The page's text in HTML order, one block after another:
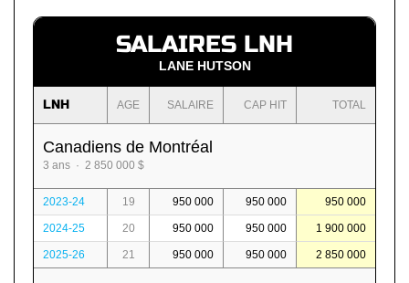
SALAIRES LNH
LANE HUTSON
LNH AGE SALAIRE CAP HIT TOTAL
Canadiens de Montréal
3 ans · 2 850 000 $
2023-24 19 950 000 950 000 950 000
2024-25 20 950 000 950 000 1 900 000
2025-26 21 950 000 950 000 2 850 000